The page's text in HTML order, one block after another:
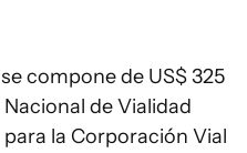
compone de US$ 325
de Vialidad
para la Corporación Vial